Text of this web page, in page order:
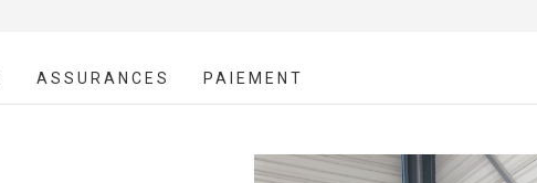
ASSURANCES PAIEMENT